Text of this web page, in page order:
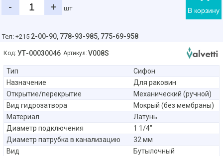
В корзину
-
+ шт
Тел: +215 2-00-90, 778-93-985, 775-69-958
Код: УТ-00030046 Артикул: V008S
Тип
Сифон
Назначение
Для раковин
Открытие/перекрытие
Механический (ручной)
Вид гидрозатвора
Мокрый (без мембраны)
Материал
Латунь
Диаметр подключения
1 1/4"
Диаметр патрубка в канализацию
32 мм
Вид
Бутылочный